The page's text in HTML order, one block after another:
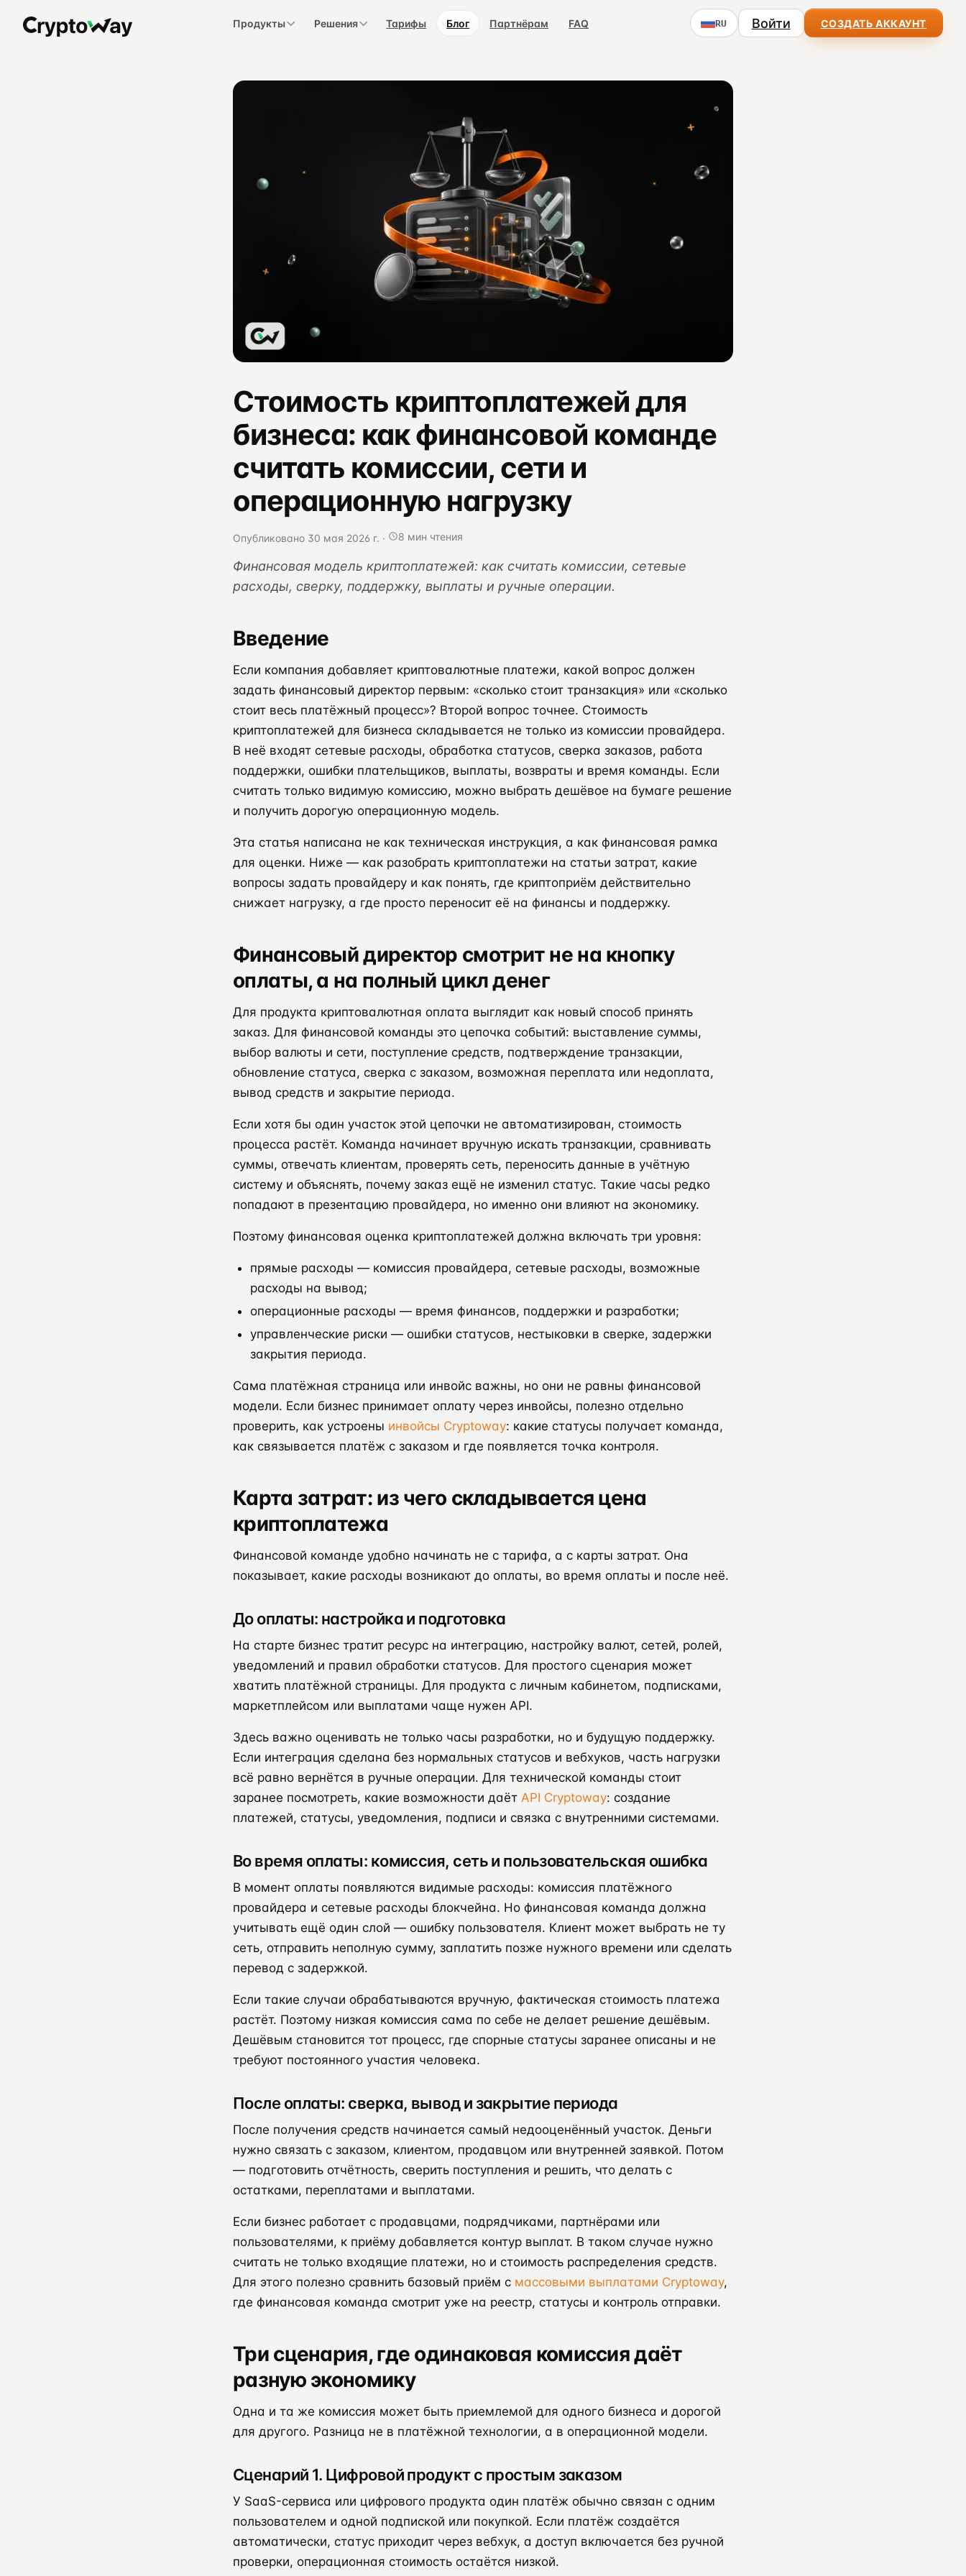
Продукты Решения Тарифы Блог Партнёрам FAQ RU Войти СОЗДАТЬ АККАУНТ
Стоимость криптоплатежей для
бизнеса: как финансовой команде
считать комиссии, сети и
операционную нагрузку
Опубликовано 30 мая 2026 г. · 8 мин чтения
Финансовая модель криптоплатежей: как считать комиссии, сетевые
расходы, сверку, поддержку, выплаты и ручные операции.
Введение
Если компания добавляет криптовалютные платежи, какой вопрос должен
задать финансовый директор первым: «сколько стоит транзакция» или «сколько
стоит весь платёжный процесс»? Второй вопрос точнее. Стоимость
криптоплатежей для бизнеса складывается не только из комиссии провайдера.
В неё входят сетевые расходы, обработка статусов, сверка заказов, работа
поддержки, ошибки плательщиков, выплаты, возвраты и время команды. Если
считать только видимую комиссию, можно выбрать дешёвое на бумаге решение
и получить дорогую операционную модель.
Эта статья написана не как техническая инструкция, а как финансовая рамка
для оценки. Ниже — как разобрать криптоплатежи на статьи затрат, какие
вопросы задать провайдеру и как понять, где криптоприём действительно
снижает нагрузку, а где просто переносит её на финансы и поддержку.
Финансовый директор смотрит не на кнопку
оплаты, а на полный цикл денег
Для продукта криптовалютная оплата выглядит как новый способ принять
заказ. Для финансовой команды это цепочка событий: выставление суммы,
выбор валюты и сети, поступление средств, подтверждение транзакции,
обновление статуса, сверка с заказом, возможная переплата или недоплата,
вывод средств и закрытие периода.
Если хотя бы один участок этой цепочки не автоматизирован, стоимость
процесса растёт. Команда начинает вручную искать транзакции, сравнивать
суммы, отвечать клиентам, проверять сеть, переносить данные в учётную
систему и объяснять, почему заказ ещё не изменил статус. Такие часы редко
попадают в презентацию провайдера, но именно они влияют на экономику.
Поэтому финансовая оценка криптоплатежей должна включать три уровня:
прямые расходы — комиссия провайдера, сетевые расходы, возможные
расходы на вывод;
операционные расходы — время финансов, поддержки и разработки;
управленческие риски — ошибки статусов, нестыковки в сверке, задержки
закрытия периода.
Сама платёжная страница или инвойс важны, но они не равны финансовой
модели. Если бизнес принимает оплату через инвойсы, полезно отдельно
проверить, как устроены инвойсы Cryptoway: какие статусы получает команда,
как связывается платёж с заказом и где появляется точка контроля.
Карта затрат: из чего складывается цена
криптоплатежа
Финансовой команде удобно начинать не с тарифа, а с карты затрат. Она
показывает, какие расходы возникают до оплаты, во время оплаты и после неё.
До оплаты: настройка и подготовка
На старте бизнес тратит ресурс на интеграцию, настройку валют, сетей, ролей,
уведомлений и правил обработки статусов. Для простого сценария может
хватить платёжной страницы. Для продукта с личным кабинетом, подписками,
маркетплейсом или выплатами чаще нужен API.
Здесь важно оценивать не только часы разработки, но и будущую поддержку.
Если интеграция сделана без нормальных статусов и вебхуков, часть нагрузки
всё равно вернётся в ручные операции. Для технической команды стоит
заранее посмотреть, какие возможности даёт API Cryptoway: создание
платежей, статусы, уведомления, подписи и связка с внутренними системами.
Во время оплаты: комиссия, сеть и пользовательская ошибка
В момент оплаты появляются видимые расходы: комиссия платёжного
провайдера и сетевые расходы блокчейна. Но финансовая команда должна
учитывать ещё один слой — ошибку пользователя. Клиент может выбрать не ту
сеть, отправить неполную сумму, заплатить позже нужного времени или сделать
перевод с задержкой.
Если такие случаи обрабатываются вручную, фактическая стоимость платежа
растёт. Поэтому низкая комиссия сама по себе не делает решение дешёвым.
Дешёвым становится тот процесс, где спорные статусы заранее описаны и не
требуют постоянного участия человека.
После оплаты: сверка, вывод и закрытие периода
После получения средств начинается самый недооценённый участок. Деньги
нужно связать с заказом, клиентом, продавцом или внутренней заявкой. Потом
— подготовить отчётность, сверить поступления и решить, что делать с
остатками, переплатами и выплатами.
Если бизнес работает с продавцами, подрядчиками, партнёрами или
пользователями, к приёму добавляется контур выплат. В таком случае нужно
считать не только входящие платежи, но и стоимость распределения средств.
Для этого полезно сравнить базовый приём с массовыми выплатами Cryptoway,
где финансовая команда смотрит уже на реестр, статусы и контроль отправки.
Три сценария, где одинаковая комиссия даёт
разную экономику
Одна и та же комиссия может быть приемлемой для одного бизнеса и дорогой
для другого. Разница не в платёжной технологии, а в операционной модели.
Сценарий 1. Цифровой продукт с простым заказом
У SaaS-сервиса или цифрового продукта один платёж обычно связан с одним
пользователем и одной подпиской или покупкой. Если платёж создаётся
автоматически, статус приходит через вебхук, а доступ включается без ручной
проверки, операционная стоимость остаётся низкой.